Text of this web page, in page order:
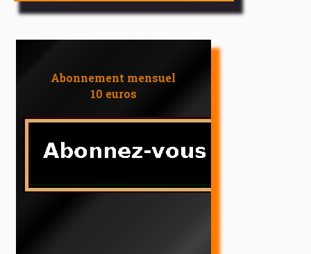
Abonnement mensuel
10 euros